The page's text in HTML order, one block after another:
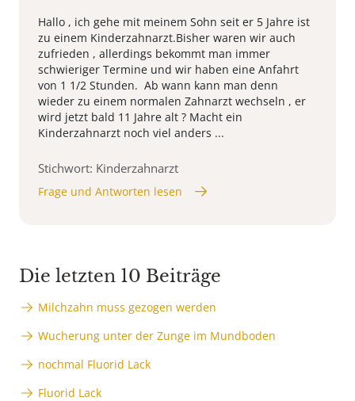
Hallo , ich gehe mit meinem Sohn seit er 5 Jahre ist
zu einem Kinderzahnarzt.Bisher waren wir auch
zufrieden , allerdings bekommt man immer
schwieriger Termine und wir haben eine Anfahrt
von 1 1/2 Stunden. Ab wann kann man denn
wieder zu einem normalen Zahnarzt wechseln , er
wird jetzt bald 11 Jahre alt ? Macht ein
Kinderzahnarzt noch viel anders ...
Stichwort: Kinderzahnarzt
Frage und Antworten lesen
Die letzten 10 Beiträge
Milchzahn muss gezogen werden
Wucherung unter der Zunge im Mundboden
nochmal Fluorid Lack
Fluorid Lack